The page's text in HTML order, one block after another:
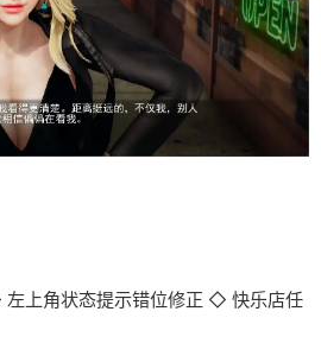
上角状态提示错位修正 ◇ 快乐店任